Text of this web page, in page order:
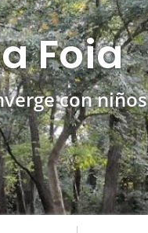
Foia
con niños